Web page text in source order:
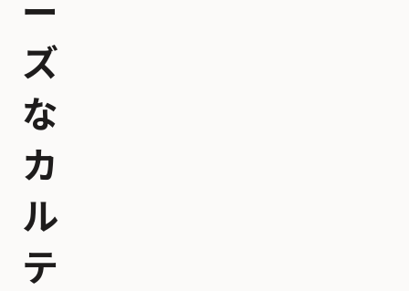
ー
ズ
な
カ
ル
テ